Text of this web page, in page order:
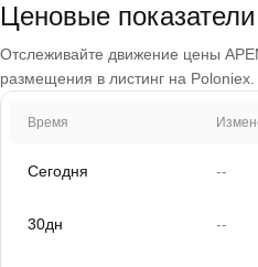
Ценовые
Отслеживайте движение цены
размещения в листинг на Poloniex.
Время
Сегодня --
30дн --